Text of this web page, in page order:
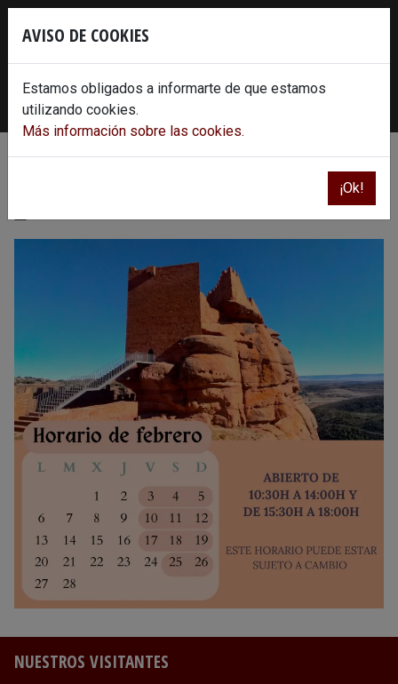
Skip
620 86 30 78
info@castillodeperacense.es
InstagramFacebook
Horario de febrero
NUESTROS VISITANTES
AVISO DE COOKIES
Estamos obligados a informarte de que estamos
utilizando cookies.
Más información sobre las cookies.
¡Ok!